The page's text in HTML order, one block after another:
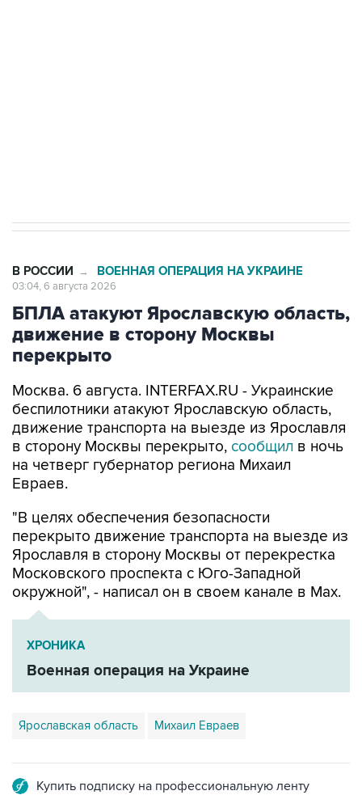
В РОССИИ → ВОЕННАЯ ОПЕРАЦИЯ НА УКРАИНЕ
03:04, 6 августа 2026
БПЛА атакуют Ярославскую область,
движение в сторону Москвы
перекрыто
Москва. 6 августа. INTERFAX.RU - Украинские
беспилотники атакуют Ярославскую область,
движение транспорта на выезде из Ярославля
в сторону Москвы перекрыто, сообщил в ночь
на четверг губернатор региона Михаил
Евраев.
"В целях обеспечения безопасности
перекрыто движение транспорта на выезде из
Ярославля в сторону Москвы от перекрестка
Московского проспекта с Юго-Западной
окружной", - написал он в своем канале в Мах.
ХРОНИКА
Военная операция на Украине
Ярославская область Михаил Евраев
Купить подписку на профессиональную ленту